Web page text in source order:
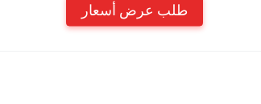
طلب عرض أسعار